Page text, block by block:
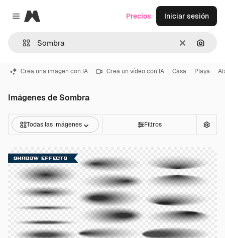
Close menu
Magnific
Borrar
Precios Iniciar sesión
Crea una imagen con IA Crea un vídeo con IA Casa Playa
Imágenes de Sombra
Todas las imágenes Filtros